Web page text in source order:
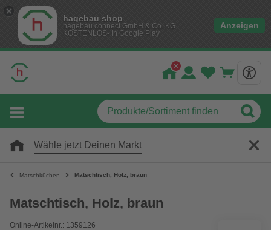
hagebau shop
hagebau connect GmbH & Co. KG
KOSTENLOS- In Google Play
Anzeigen
Wähle jetzt Deinen Markt
Matschküchen Matschtisch, Holz, braun
Matschtisch, Holz, braun
Online-Artikelnr.: 1359126